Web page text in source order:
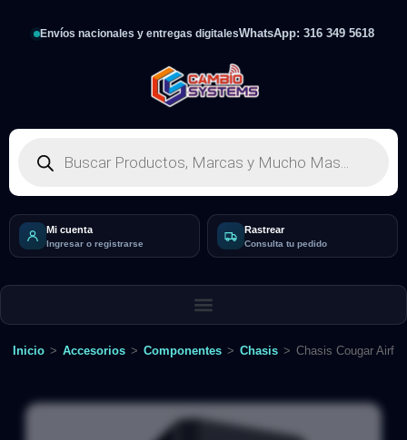
Envíos nacionales y entregas digitalesWhatsApp: 316 349 5618
Mi cuenta
Ingresar o registrarse
Rastrear
Consulta tu pedido
Inicio > Accesorios > Componentes > Chasis > Chasis Cougar